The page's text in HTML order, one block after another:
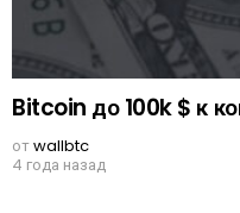
Bitcoin до 100k $ к
отwallbtc
4 года назад